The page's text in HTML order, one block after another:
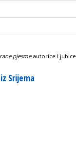
pjesme autorice Ljubice
Srijema